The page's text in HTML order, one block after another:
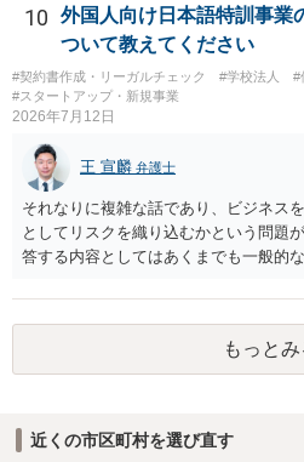
10
外国人向け日本語特訓事業
ついて教えてください
#契約書作成・リーガルチェック #学校法人
#
#スタートアップ・新規事業
2026年7月12日
王 宣麟 弁護士
それなりに複雑な話であり、ビジネス
としてリスクを織り込むかという問題
答する内容としてはあくまでも一般的
授業・言語コーチング」と明確に位置
工場見学等のアクティビティは、旅行
償の交流・学習機会として整理するこ
等の契約主体および支払は常にクライ
送・宿泊等のサービス提供者とは独立
もっとみ
近くの市区町村を選び直す